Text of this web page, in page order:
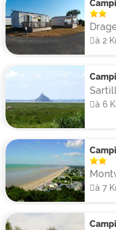
à 2
à 6
à 7